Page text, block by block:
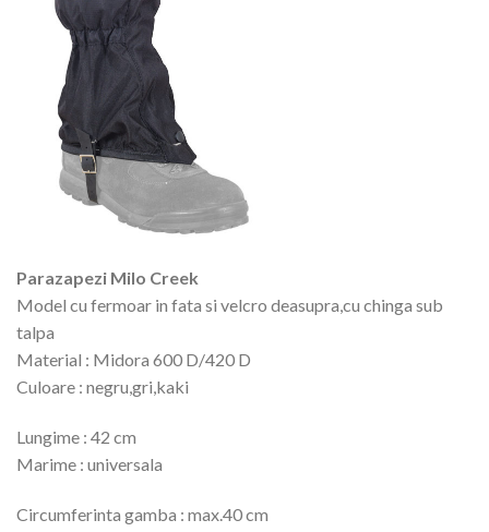
Parazapezi Milo Creek
Model cu fermoar in fata si velcro deasupra,cu chinga sub
talpa
Material : Midora 600 D/420 D
Culoare : negru,gri,kaki
Lungime : 42 cm
Marime : universala
Circumferinta gamba : max.40 cm